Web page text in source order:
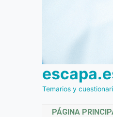
Temarios y
PÁGINA